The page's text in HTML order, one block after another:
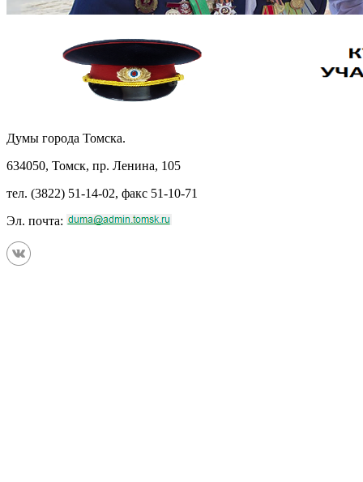
Думы города Томска.
634050, Томск, пр. Ленина, 105
тел. (3822) 51-14-02, факс 51-10-71
Эл. почта: